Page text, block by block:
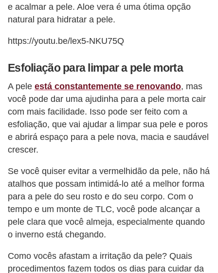
e acalmar a pele. Aloe vera é uma ótima opção
natural para hidratar a pele.
https://youtu.be/lex5-NKU75Q
Esfoliação para limpar a pele morta
A pele está constantemente se renovando, mas
você pode dar uma ajudinha para a pele morta cair
com mais facilidade. Isso pode ser feito com a
esfoliação, que vai ajudar a limpar sua pele e poros
e abrirá espaço para a pele nova, macia e saudável
crescer.
Se você quiser evitar a vermelhidão da pele, não há
atalhos que possam intimidá-lo até a melhor forma
para a pele do seu rosto e do seu corpo. Com o
tempo e um monte de TLC, você pode alcançar a
pele clara que você almeja, especialmente quando
o inverno está chegando.
Como vocês afastam a irritação da pele? Quais
procedimentos fazem todos os dias para cuidar da
s
c
i
o
s
P
é
e
m
ã
o
s
o